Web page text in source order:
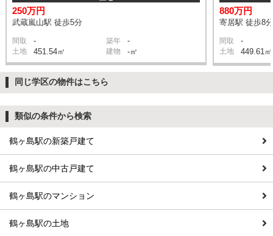
250万円
武蔵嵐山駅 徒歩5分
間取 - 築年 -
土地 451.54㎡ 建物 -㎡
880万円
寄居駅 徒歩8分
間取 -
土地 449.61㎡
同じ学区の物件はこちら
類似の条件から検索
鶴ヶ島駅の新築戸建て
鶴ヶ島駅の中古戸建て
鶴ヶ島駅のマンション
鶴ヶ島駅の土地